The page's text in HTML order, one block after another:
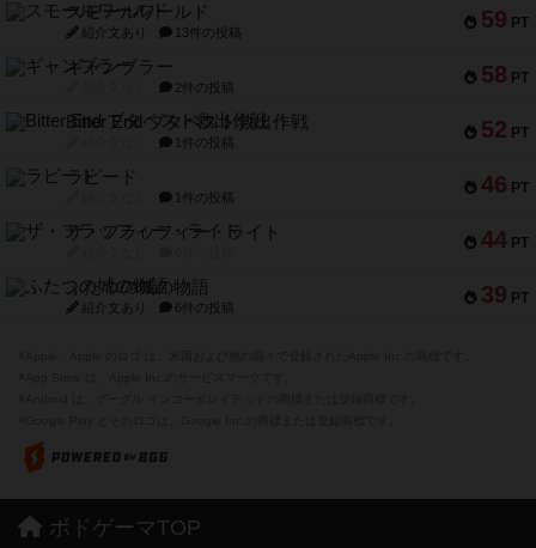
59 PT
スモールワールド
紹介文あり 13件の投稿
58 PT
ギャンブラー
2件の投稿
52 PT
Bitter End ブタペスト救出作戦
1件の投稿
46 PT
ラピード
1件の投稿
44 PT
ザ・フラッフィー・ライト
39 PT
ふたつの城の物語
紹介文あり 6件の投稿
ボドゲーマTOP